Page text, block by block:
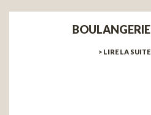
BOULANGERIE
> LIRE LA SUITE